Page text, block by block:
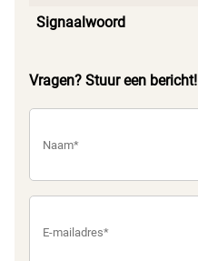
Signaalwoord
Vragen? Stuur een bericht!